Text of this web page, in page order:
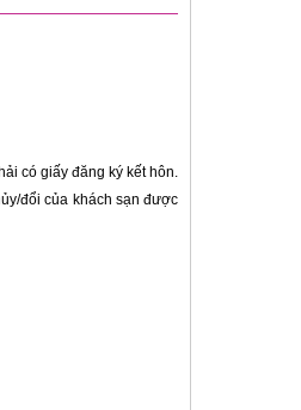
có giấy đăng ký kết hôn.
đổi của khách sạn được